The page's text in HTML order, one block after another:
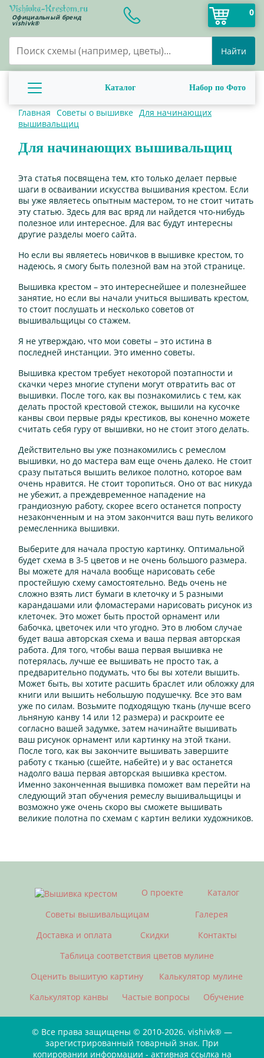
Официальный бренд
vishivk®
0
Найти
Каталог Набор по Фото
Главная Советы о вышивке Для начинающих
вышивальщиц
Для начинающих вышивальщиц
Эта статья посвящена тем, кто только делает первые
шаги в осваивании искусства вышивания крестом. Если
вы уже являетесь опытным мастером, то не стоит читать
эту статью. Здесь для вас вряд ли найдется что-нибудь
полезное или интересное. Для вас будут интересны
другие разделы моего сайта.
Но если вы являетесь новичков в вышивке крестом, то
надеюсь, я смогу быть полезной вам на этой странице.
Вышивка крестом – это интереснейшее и полезнейшее
занятие, но если вы начали учиться вышивать крестом,
то стоит послушать и несколько советов от
вышивальщицы со стажем.
Я не утверждаю, что мои советы – это истина в
последней инстанции. Это именно советы.
Вышивка крестом требует некоторой поэтапности и
скачки через многие ступени могут отвратить вас от
вышивки. После того, как вы познакомились с тем, как
делать простой крестовой стежок, вышили на кусочке
канвы свои первые ряды крестиков, вы конечно можете
считать себя гуру от вышивки, но не стоит этого делать.
Действительно вы уже познакомились с ремеслом
вышивки, но до мастера вам еще очень далеко. Не стоит
сразу пытаться вышить великое полотно, которое вам
очень нравится. Не стоит торопиться. Оно от вас никуда
не убежит, а преждевременное нападение на
грандиозную работу, скорее всего останется попросту
незаконченным и на этом закончится ваш путь великого
ремесленника вышивки.
Выберите для начала простую картинку. Оптимальной
будет схема в 3-5 цветов и не очень большого размера.
Вы можете для начала вообще нарисовать себе
простейшую схему самостоятельно. Ведь очень не
сложно взять лист бумаги в клеточку и 5 разными
карандашами или фломастерами нарисовать рисунок из
клеточек. Это может быть простой орнамент или
бабочка, цветочек или что угодно. Это в любом случае
будет ваша авторская схема и ваша первая авторская
работа. Для того, чтобы ваша первая вышивка не
потерялась, лучше ее вышивать не просто так, а
предварительно подумать, что бы вы хотели вышить.
Может быть, вы хотите расшить браслет или обложку для
книги или вышить небольшую подушечку. Все это вам
уже по силам. Возьмите подходящую ткань (лучше всего
льняную канву 14 или 12 размера) и раскроите ее
согласно вашей задумке, затем начинайте вышивать
ваш рисунок орнамент или картинку на этой ткани.
После того, как вы закончите вышивать завершите
работу с тканью (сшейте, набейте) и у вас останется
надолго ваша первая авторская вышивка крестом.
Именно законченная вышивка поможет вам перейти на
следующий этап обучения ремеслу вышивальщицы и
возможно уже очень скоро вы сможете вышивать
великие полотна по схемам с картин велики художников.
О проекте
Каталог
Советы вышивальщицам
Галерея
Доставка и оплата
Скидки
Контакты
Таблица соответствия цветов мулине
Оценить вышитую картину
Калькулятор мулине
Калькулятор канвы
Частые вопросы Обучение
© Все права защищены © 2010-2026. vishivk® —
зарегистрированный товарный знак. При
копировании информации - активная ссылка на